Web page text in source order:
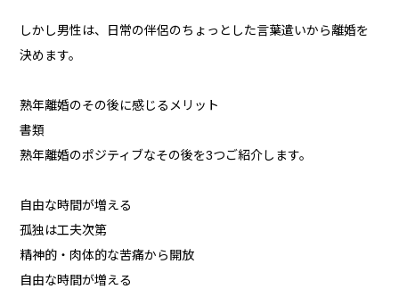
しかし男性は、日常の伴侶のちょっとした言葉遣いから離婚を
決めます。
熟年離婚のその後に感じるメリット
書類
熟年離婚のポジティブなその後を3つご紹介します。
自由な時間が増える
孤独は工夫次第
精神的・肉体的な苦痛から開放
自由な時間が増える